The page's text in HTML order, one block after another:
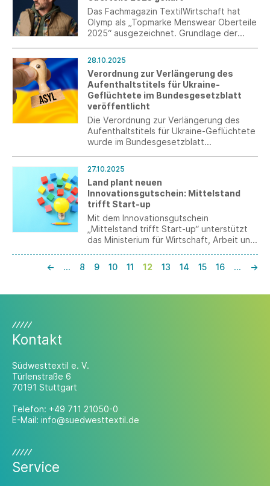
Das Fachmagazin TextilWirtschaft hat
Olymp als „Topmarke Menswear Oberteile
2025“ ausgezeichnet. Grundlage der
unter 32 zentralen Marken des deutschen
Männermode-Marktes geprüft wurde.
28.10.2025
Verordnung zur Verlängerung des
Aufenthaltstitels für Ukraine-
Geflüchtete im Bundesgesetzblatt
veröffentlicht
Die Verordnung zur Verlängerung des
Aufenthaltstitels für Ukraine-Geflüchtete
wurde im Bundesgesetzblatt
noch gültigen Aufenthaltserlaubnisse bis
zum 4. März 2027 fortgelten.
27.10.2025
Land plant neuen
Innovationsgutschein: Mittelstand
trifft Start-up
Mit dem Innovationsgutschein
„Mittelstand trifft Start-up“ unterstützt
das Ministerium für Wirtschaft, Arbeit und
kleinen und mittleren Unternehmen mit
Start-ups.
← … 8 9 10 11 12 13 14 15 16 … →
Kontakt
Südwesttextil e. V.
Türlenstraße 6
70191 Stuttgart
Telefon: +49 711 21050-0
E-Mail: info@suedwesttextil.de
Service